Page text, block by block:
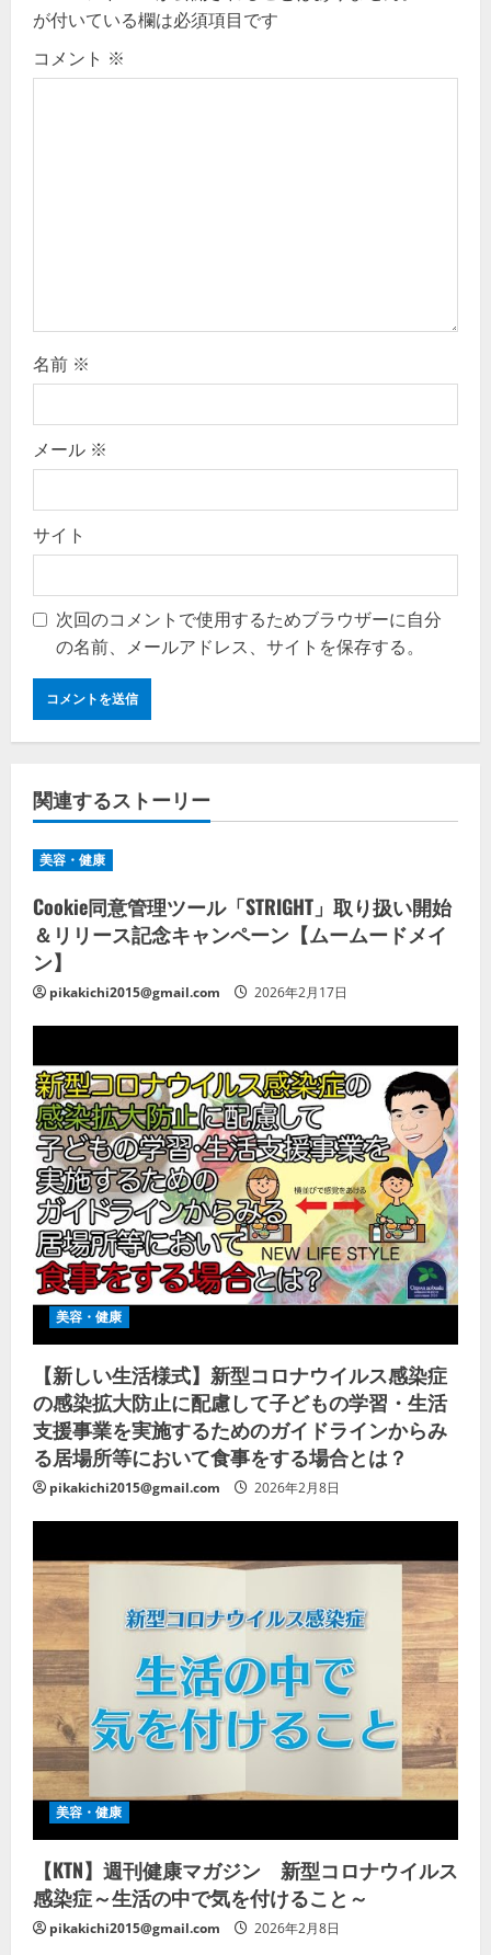
g
a
が付いている欄は必須項目です
コメント ※
名前 ※
メール ※
サイト
次回のコメントで使用するためブラウザーに自分
の名前、メールアドレス、サイトを保存する。
関連するストーリー
美容・健康
Cookie同意管理ツール「STRIGHT」取り扱い開始
＆リリース記念キャンペーン【ムームードメイ
ン】
pikakichi2015@gmail.com 2026年2月17日
美容・健康
【新しい生活様式】新型コロナウイルス感染症
の感染拡大防止に配慮して子どもの学習・生活
支援事業を実施するためのガイドラインからみ
る居場所等において食事をする場合とは？
pikakichi2015@gmail.com 2026年2月8日
美容・健康
【KTN】週刊健康マガジン 新型コロナウイルス
感染症～生活の中で気を付けること～
pikakichi2015@gmail.com 2026年2月8日